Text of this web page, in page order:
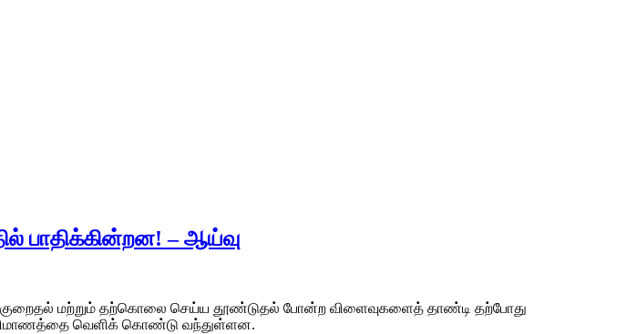
பாதிக்கின்றன! – ஆய்வு
குறைதல் மற்றும் தற்கொலை செய்ய தூண்டுதல் போன்ற விளைவுகளைத் தாண்டி தற்போது
பரிமாணத்தை வெளிக் கொண்டு வந்துள்ளன.